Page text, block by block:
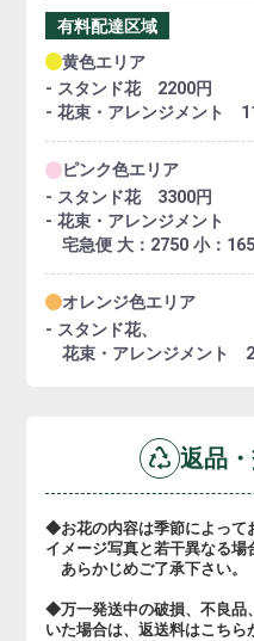
有料配達区域
黄色エリア
- スタンド花 2200円
- 花束・アレンジメント
ピンク色エリア
- スタンド花 3300円
- 花束・アレンジメント
宅急便 大：2750 小：
オレンジ色エリア
- スタンド花、
花束・アレンジメント
返品
◆お花の内容は季節によって
イメージ写真と若干異なる場
あらかじめご了承下さい。
◆万一発送中の破損、不良品
いた場合は、返送料はこちら